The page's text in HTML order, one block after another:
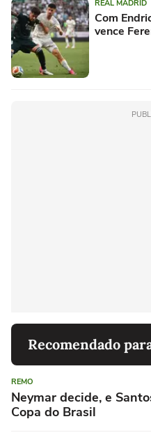
REAL MADRID
Com
vence
Recomendado
REMO
Neymar decide, e
Copa do Brasil